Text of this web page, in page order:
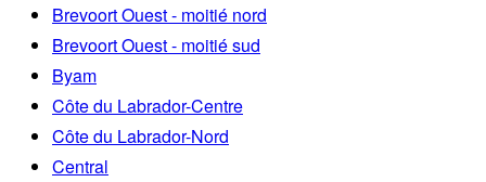
Brevoort Ouest - moitié nord
Brevoort Ouest - moitié sud
Byam
Côte du Labrador-Centre
Côte du Labrador-Nord
Central